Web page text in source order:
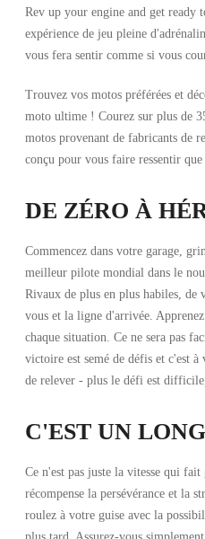
Rev up your engine and get ready
expérience de jeu pleine
vous fera sentir comme si vous
Trouvez vos motos préférées et
moto ultime ! Courez sur plus de
motos provenant de fabricants de
conçu pour vous faire ressentir
DE ZÉRO À
Commencez dans votre garage,
meilleur pilote mondial dans le
Rivaux de plus en plus habiles, de
vous et la ligne d'arrivée.
chaque situation. Ce ne sera pas
victoire est semé de défis et c'est
de relever - plus le défi est
C'EST UN
Ce n'est pas juste la vitesse qui
récompense la persévérance et la
roulez à votre guise avec la